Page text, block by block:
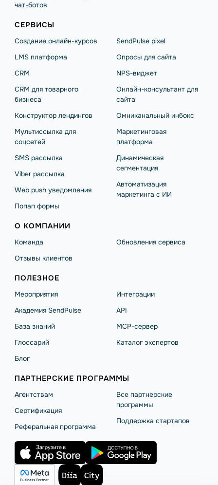
чат-ботов
СЕРВИСЫ
Создание онлайн-курсов
LMS платформа
CRM
CRM для товарного
бизнеса
Конструктор лендингов
Мультиссылка для
соцсетей
SMS рассылка
Viber рассылка
Web push уведомления
Попап формы
SendPulse pixel
Опросы для сайта
NPS-виджет
Онлайн-консультант для
сайта
Омниканальный инбокс
Маркетинговая
платформа
Динамическая
сегментация
Автоматизация
маркетинга с ИИ
О КОМПАНИИ
Команда
Отзывы клиентов
Обновления сервиса
ПОЛЕЗНОЕ
Мероприятия
Академия SendPulse
База знаний
Глоссарий
Блог
Интеграции
API
MCP-сервер
Каталог экспертов
ПАРТНЕРСКИЕ ПРОГРАММЫ
Агентствам
Сертификация
Реферальная программа
Все партнерские
программы
Поддержка стартапов